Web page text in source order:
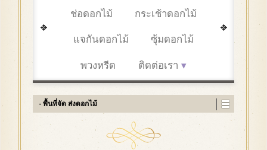
ช่อดอกไม้
กระเช้าดอกไม้
แจกันดอกไม้
ซุ้มดอกไม้
พวงหรีด
ติดต่อเรา
- พื้นที่จัด ส่งดอกไม้